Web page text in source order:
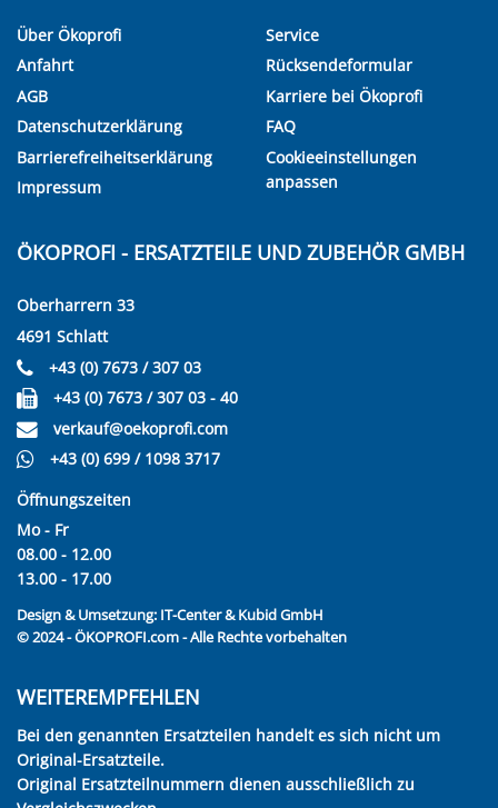
Über Ökoprofi
Anfahrt
AGB
Datenschutzerklärung
Barrierefreiheitserklärung
Impressum
Service
Rücksendeformular
Karriere bei Ökoprofi
FAQ
Cookieeinstellungen
anpassen
ÖKOPROFI - ERSATZTEILE UND ZUBEHÖR GMBH
Oberharrern 33
4691 Schlatt
+43 (0) 7673 / 307 03
+43 (0) 7673 / 307 03 - 40
verkauf@oekoprofi.com
+43 (0) 699 / 1098 3717
Öffnungszeiten
Mo - Fr
08.00 - 12.00
13.00 - 17.00
Design & Umsetzung: IT-Center & Kubid GmbH
© 2024 - ÖKOPROFI.com - Alle Rechte vorbehalten
WEITEREMPFEHLEN
Bei den genannten Ersatzteilen handelt es sich nicht um
Original-Ersatzteile.
Original Ersatzteilnummern dienen ausschließlich zu